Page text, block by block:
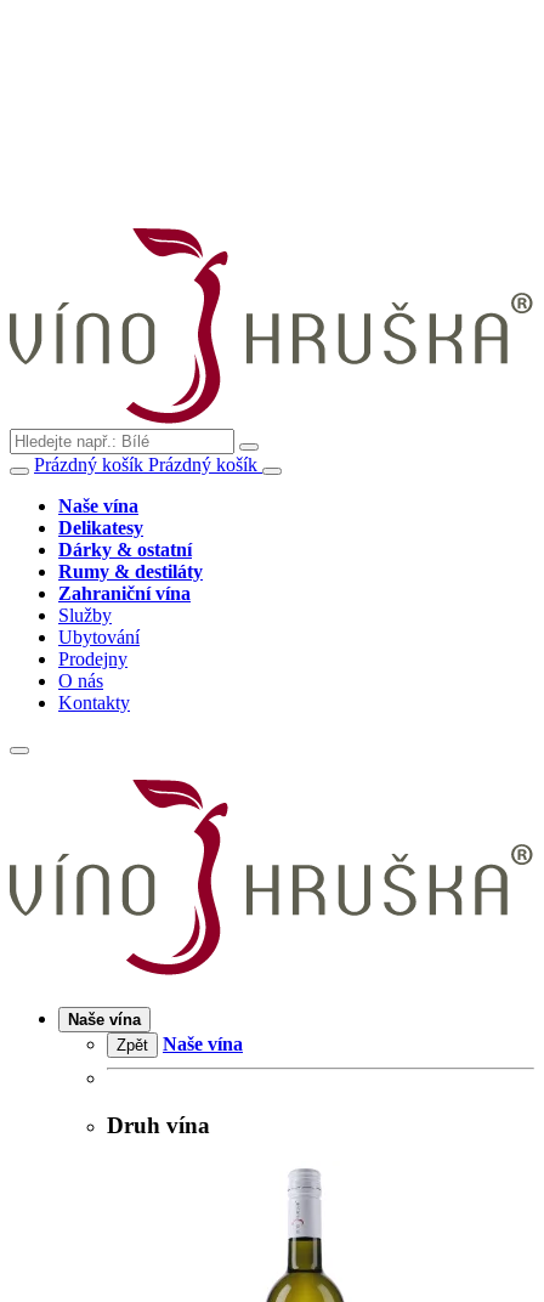
Prázdný košík Prázdný košík
Naše vína
Delikatesy
Dárky & ostatní
Rumy & destiláty
Zahraniční vína
Služby
Ubytování
Prodejny
O nás
Kontakty
Naše vína
Zpět
Naše vína
Druh vína